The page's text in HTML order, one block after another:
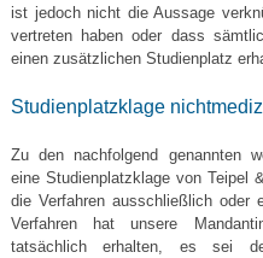
ist jedoch nicht die Aussage
vertreten haben oder dass
einen zusätzlichen Studienplatz
Studienplatzklage
Zu den nachfolgend genannten
eine Studienplatzklage von Teipel
die Verfahren ausschließlich oder
Verfahren hat unsere
tatsächlich erhalten, es sei